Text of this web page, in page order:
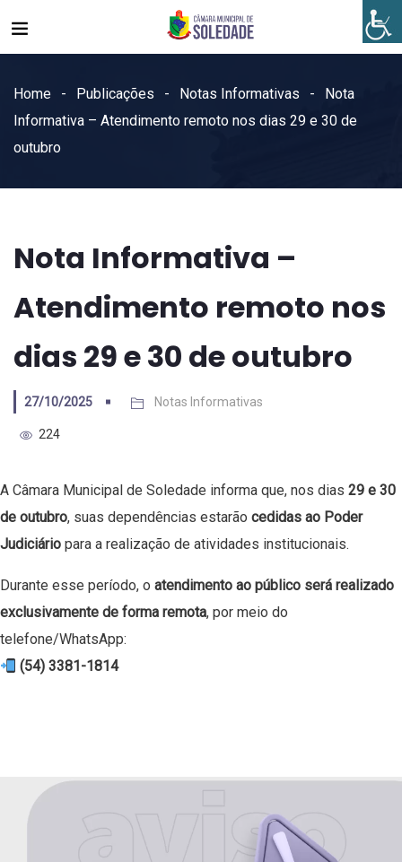
Home Publicações Notas Informativas
Nota
Informativa – Atendimento remoto nos dias 29 e 30 de
outubro
Nota Informativa –
Atendimento remoto nos
dias 29 e 30 de outubro
27/10/2025 Notas Informativas
224
A Câmara Municipal de Soledade informa que, nos dias 29 e 30
de outubro, suas dependências estarão cedidas ao Poder
Judiciário para a realização de atividades institucionais.
Durante esse período, o atendimento ao público será realizado
exclusivamente de forma remota, por meio do
telefone/WhatsApp:
(54) 3381-1814